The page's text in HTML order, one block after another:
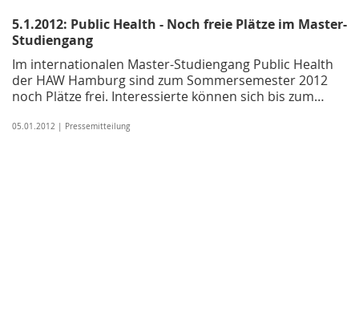
5.1.2012: Public Health - Noch freie Plätze im Master-
Studiengang
Im internationalen Master-Studiengang Public Health
der HAW Hamburg sind zum Sommersemester 2012
noch Plätze frei. Interessierte können sich bis zum…
05.01.2012 | Pressemitteilung